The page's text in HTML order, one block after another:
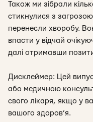
Також ми зібрали
стикнулися з
перенесли хворобу.
впасти у відчай
далі отримавши
Дисклеймер: Цей
або медичною
свого лікаря, якщо у
вашого здоров’я.